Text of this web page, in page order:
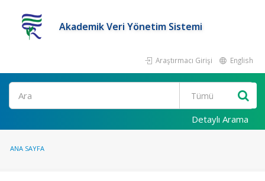
Akademik Veri Yönetim Sistemi
Araştırmacı Girişi English
Ara
Detaylı Arama
ANA SAYFA